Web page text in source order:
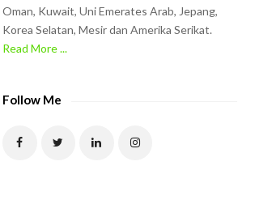
Oman, Kuwait, Uni Emerates Arab, Jepang,
Korea Selatan, Mesir dan Amerika Serikat.
Read More ...
Follow Me